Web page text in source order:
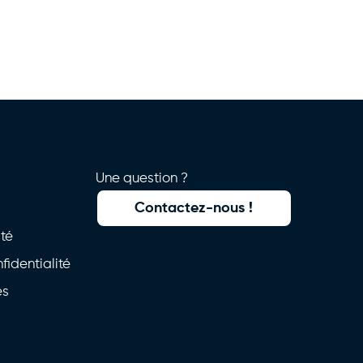
Une question ?
Contactez-nous !